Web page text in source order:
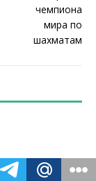
Отношусь к